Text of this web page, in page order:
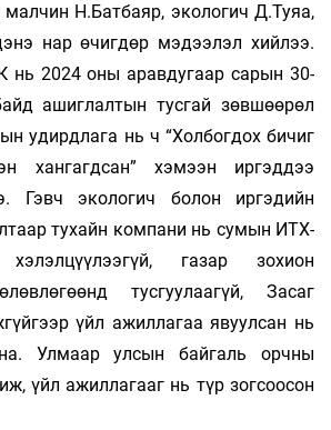
Н.Батбаяр, экологич Д.Туяа,
нар өчигдөр мэдээлэл хийлээ.
нь 2024 оны аравдугаар сарын 30-
ашиглалтын тусгай зөвшөөрөл
удирдлага нь ч “Холбогдох бичиг
хангагдсан” хэмээн иргэддээ
Гэвч экологич болон иргэдийн
тухайн компани нь сумын ИТХ-
газар зохион
тусгуулаагүй, Засаг
үйл ажиллагаа явуулсан нь
Улмаар улсын байгаль орчны
үйл ажиллагааг нь түр зогсоосон